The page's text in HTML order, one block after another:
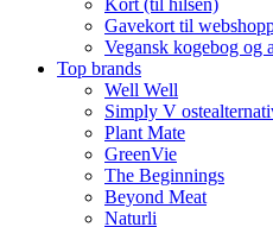
Gavekort til
Vegansk kogebog og
Top brands
Well Well
Simply V
Plant Mate
GreenVie
The Beginnings
Beyond Meat
Naturli